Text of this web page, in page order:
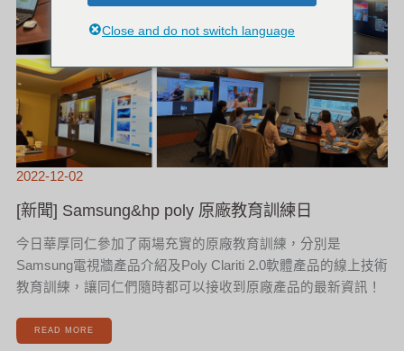
2022-12-02
[新聞] Samsung&hp poly 原廠教育訓練日
今日華厚同仁參加了兩場充實的原廠教育訓練，分別是
Samsung電視牆產品介紹及Poly Clariti 2.0軟體產品的線上技術
教育訓練，讓同仁們隨時都可以接收到原廠產品的最新資訊！
READ MORE
Close and do not switch language